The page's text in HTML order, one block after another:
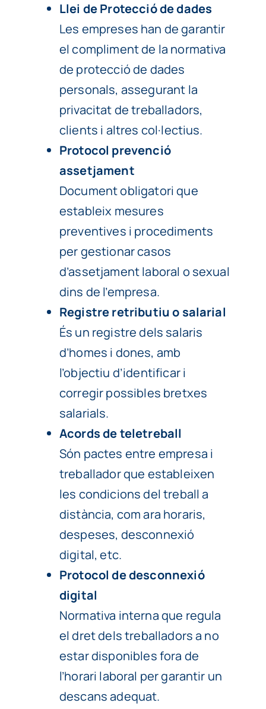
Llei de Protecció de dades
Les empreses han de garantir
el compliment de la normativa
de protecció de dades
personals, assegurant la
privacitat de treballadors,
clients i altres col·lectius.
Protocol prevenció
assetjament
Document obligatori que
estableix mesures
preventives i procediments
per gestionar casos
d’assetjament laboral o sexual
dins de l’empresa.
Registre retributiu o salarial
És un registre dels salaris
d’homes i dones, amb
l’objectiu d’identificar i
corregir possibles bretxes
salarials.
Acords de teletreball
Són pactes entre empresa i
treballador que estableixen
les condicions del treball a
distància, com ara horaris,
despeses, desconnexió
digital, etc.
Protocol de desconnexió
digital
Normativa interna que regula
el dret dels treballadors a no
estar disponibles fora de
l’horari laboral per garantir un
descans adequat.